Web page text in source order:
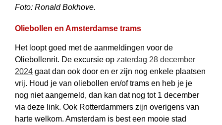
Foto: Ronald Bokhove.
Oliebollen en Amsterdamse trams
Het loopt goed met de aanmeldingen voor de
Oliebollenrit. De excursie op zaterdag 28 december
2024 gaat dan ook door en er zijn nog enkele plaatsen
vrij. Houd je van oliebollen en/of trams en heb je je
nog niet aangemeld, dan kan dat nog tot 1 december
via deze link. Ook Rotterdammers zijn overigens van
harte welkom. Amsterdam is best een mooie stad